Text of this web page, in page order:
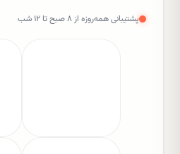
پشتیبانی همه‌روزه از ۸ صبح تا ۱۲ شب